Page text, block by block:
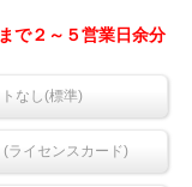
で２～５営業日余分
なし(標準)
(ライセンスカード)